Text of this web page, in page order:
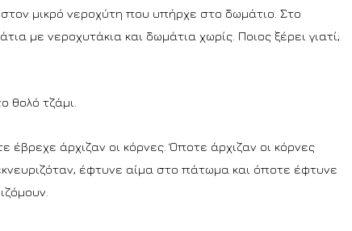
μικρό νεροχύτη που υπήρχε στο δωμάτιο. Στο
με νεροχυτάκια και δωμάτια χωρίς. Ποιος ξέρει γιατί;
θολό τζάμι.
έβρεχε άρχιζαν οι κόρνες. Όποτε άρχιζαν οι κόρνες
έφτυνε αίμα στο πάτωμα και όποτε έφτυνε